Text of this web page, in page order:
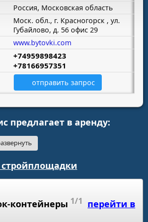
Россия, Московская область
Моск. обл., г. Красногорск , ул.
Губайлово, д. 56 офис 29
www.bytovki.com
+74959898423
+78166957351
отправить запрос
предлагает в аренду:
контейнеры 1/1 перейти в